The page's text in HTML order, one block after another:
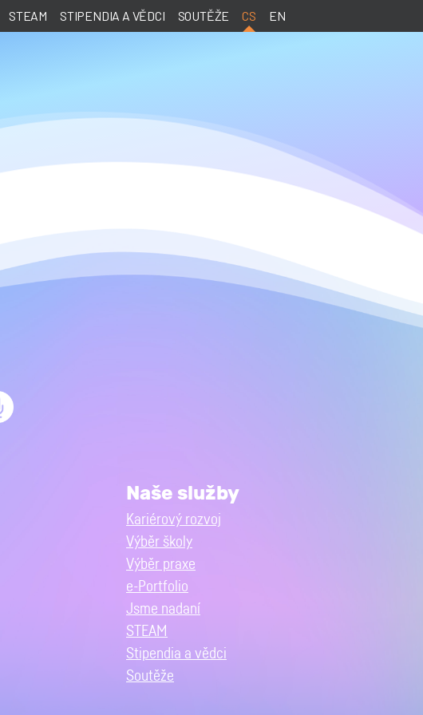
STEAM STIPENDIA A VĚDCI SOUTĚŽE CS EN
Naše služby
Kariérový rozvoj
Výběr školy
Výběr praxe
e-Portfolio
Jsme nadaní
STEAM
Stipendia a vědci
Soutěže